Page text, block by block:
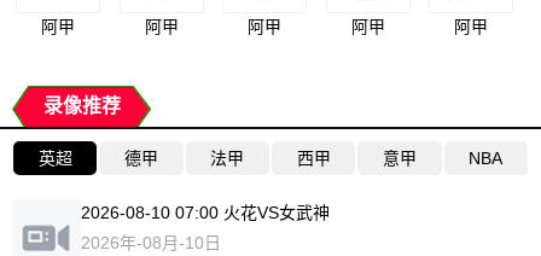
阿甲 阿甲 阿甲 阿甲 阿甲
录像推荐
英超 德甲 法甲 西甲 意甲 NBA
2026-08-10 07:00 火花VS女武神
2026年-08月-10日